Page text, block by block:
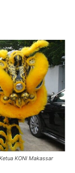
KONI Makassar